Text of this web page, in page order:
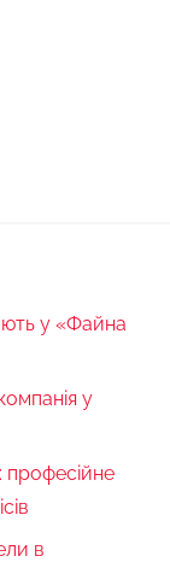
у «Файна
у
професійне
в